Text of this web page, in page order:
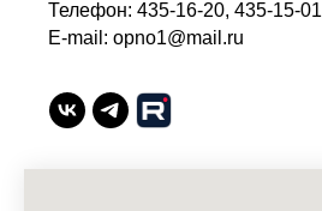
Телефон: 435-16-20, 435-15-01
E-mail: opno1@mail.ru